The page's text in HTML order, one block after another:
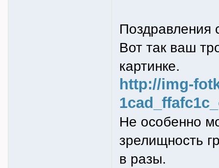
Поздравления
Вот так ваш
картинке.
http://img-
Не особенно
зрелищность
в разы.